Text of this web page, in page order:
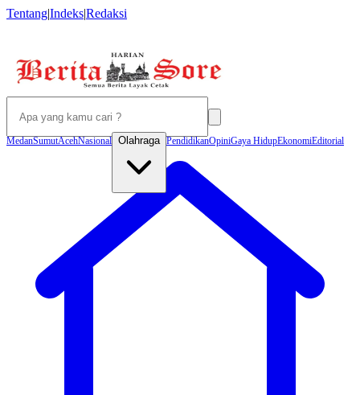
Tentang|Indeks|Redaksi
MedanSumutAcehNasional Olahraga PendidikanOpiniGaya HidupEkonomiEditorial